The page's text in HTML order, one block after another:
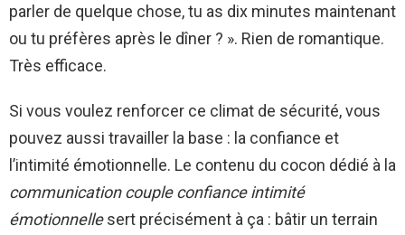
parler de quelque chose, tu as dix minutes maintenant
ou tu préfères après le dîner ? ». Rien de romantique.
Très efficace.
Si vous voulez renforcer ce climat de sécurité, vous
pouvez aussi travailler la base : la confiance et
l’intimité émotionnelle. Le contenu du cocon dédié à la
communication couple confiance intimité
émotionnellesert précisément à ça : bâtir un terrain